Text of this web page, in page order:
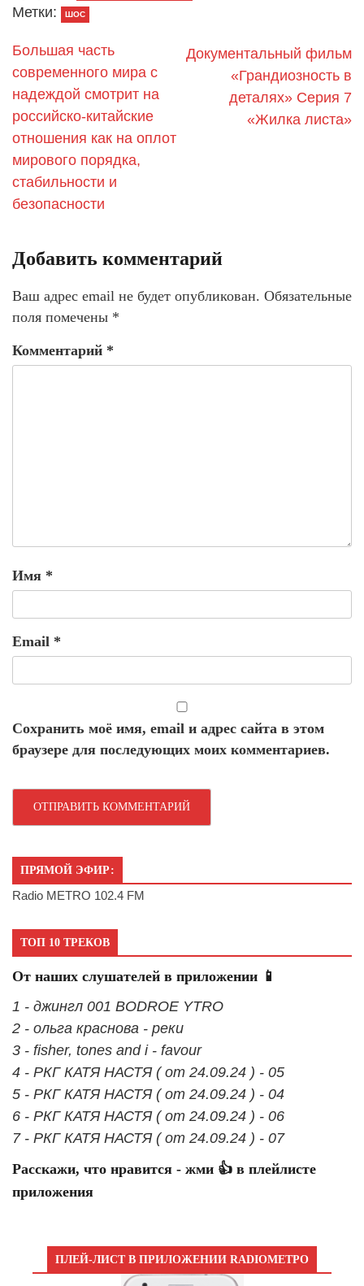
Метки: ШОС
Большая часть
современного мира с
надеждой смотрит на
российско-китайские
отношения как на оплот
мирового порядка,
стабильности и
безопасности
Документальный фильм
«Грандиозность в
деталях» Серия 7
«Жилка листа»
Добавить комментарий
Ваш адрес email не будет опубликован. Обязательные
поля помечены *
Комментарий *
Имя *
Email *
Сохранить моё имя, email и адрес сайта в этом
браузере для последующих моих комментариев.
ПРЯМОЙ ЭФИР:
Radio METRO 102.4 FM
ТОП 10 ТРЕКОВ
От наших слушателей в приложении 📱
1 - джингл 001 BODROE YTRO
2 - ольга краснова - реки
3 - fisher, tones and i - favour
4 - РКГ КАТЯ НАСТЯ ( от 24.09.24 ) - 05
5 - РКГ КАТЯ НАСТЯ ( от 24.09.24 ) - 04
6 - РКГ КАТЯ НАСТЯ ( от 24.09.24 ) - 06
7 - РКГ КАТЯ НАСТЯ ( от 24.09.24 ) - 07
Расскажи, что нравится - жми 👍 в плейлисте
приложения
ПЛЕЙ-ЛИСТ В ПРИЛОЖЕНИИ RADIOМЕТРО